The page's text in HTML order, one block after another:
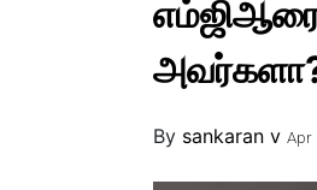
எம்ஜிஆரை
By sankaran v Apr